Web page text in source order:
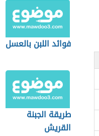
فوائد اللبن بالعسل
طريقة الجبنة
القريش